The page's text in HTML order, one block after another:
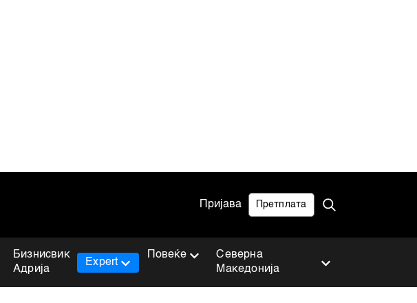
Пријава Претплата
Бизнисвик
Адрија
Северна
Македонија
Expert
Повеќе